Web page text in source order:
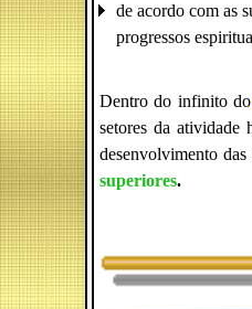
de acordo com as
progressos
Dentro do infinito do
setores da atividade
desenvolvimento das
superiores.